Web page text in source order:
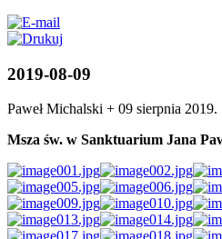
2019-08-09
Paweł Michalski + 09 sierpnia 2019.
Msza św. w Sanktuarium Jana